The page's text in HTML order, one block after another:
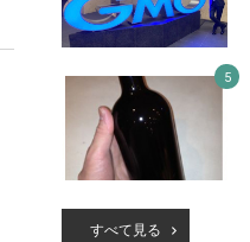
すべて見る